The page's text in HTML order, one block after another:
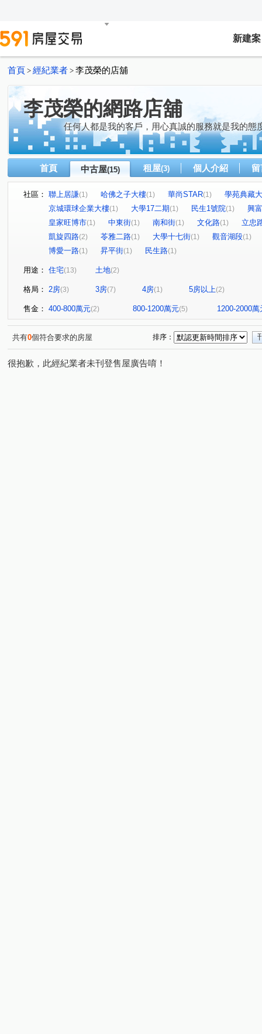
新建案
首頁 > 經紀業者 > 李茂榮的店舖
李茂榮的網路店舖
任何人都是我的客戶，用心真誠的服務就是我的態
首頁 中古屋(15) 租屋(3) 個人介紹
社區： 聯上居謙(1) 哈佛之子大樓(1) 華尚STAR(1)
學苑典藏
京城環球企業大樓(1) 大學17二期(1) 民生1號院(1)
興
皇家旺博市(1) 中東街(1) 南和街(1) 文化路(1)
立忠
凱旋四路(2) 苓雅二路(1) 大學十七街(1) 觀音湖段(1)
博愛一路(1) 昇平街(1) 民生路(1)
用途： 住宅(13) 土地(2)
格局： 2房(3) 3房(7) 4房(1) 5房以上(2)
售金： 400-800萬元(2) 800-1200萬元(5) 1200-2000萬
共有0個符合要求的房屋 排序：
很抱歉，此經紀業者未刊登售屋廣告唷！